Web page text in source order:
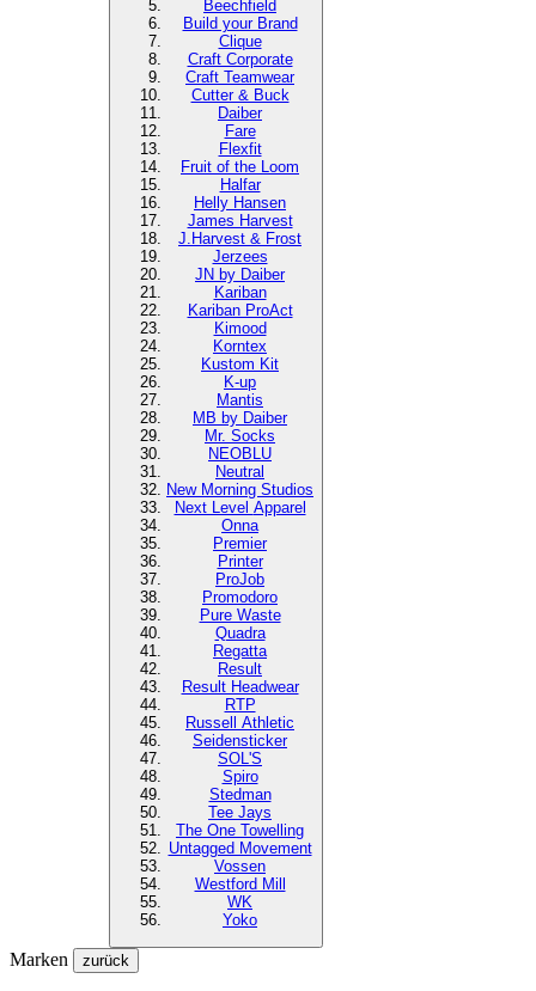
Beechfield
Build your Brand
Clique
Craft Corporate
Craft Teamwear
Cutter & Buck
Daiber
Fare
Flexfit
Fruit of the Loom
Halfar
Helly Hansen
James Harvest
J.Harvest & Frost
Jerzees
JN by Daiber
Kariban
Kariban ProAct
Kimood
Korntex
Kustom Kit
K-up
Mantis
MB by Daiber
Mr. Socks
NEOBLU
Neutral
New Morning Studios
Next Level Apparel
Onna
Premier
Printer
ProJob
Promodoro
Pure Waste
Quadra
Regatta
Result
Result Headwear
RTP
Russell Athletic
Seidensticker
SOL'S
Spiro
Stedman
Tee Jays
The One Towelling
Untagged Movement
Vossen
Westford Mill
WK
Yoko
Marken zurück